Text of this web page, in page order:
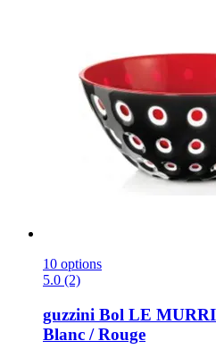
10 options
5.0 (2)
guzzini Bol LE
Blanc / Rouge